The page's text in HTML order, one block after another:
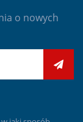
o nowych